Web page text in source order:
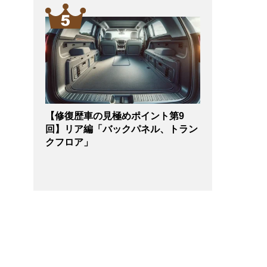
【修復歴車の見極めポイント第9
回】リア編「バックパネル、トラン
クフロア」